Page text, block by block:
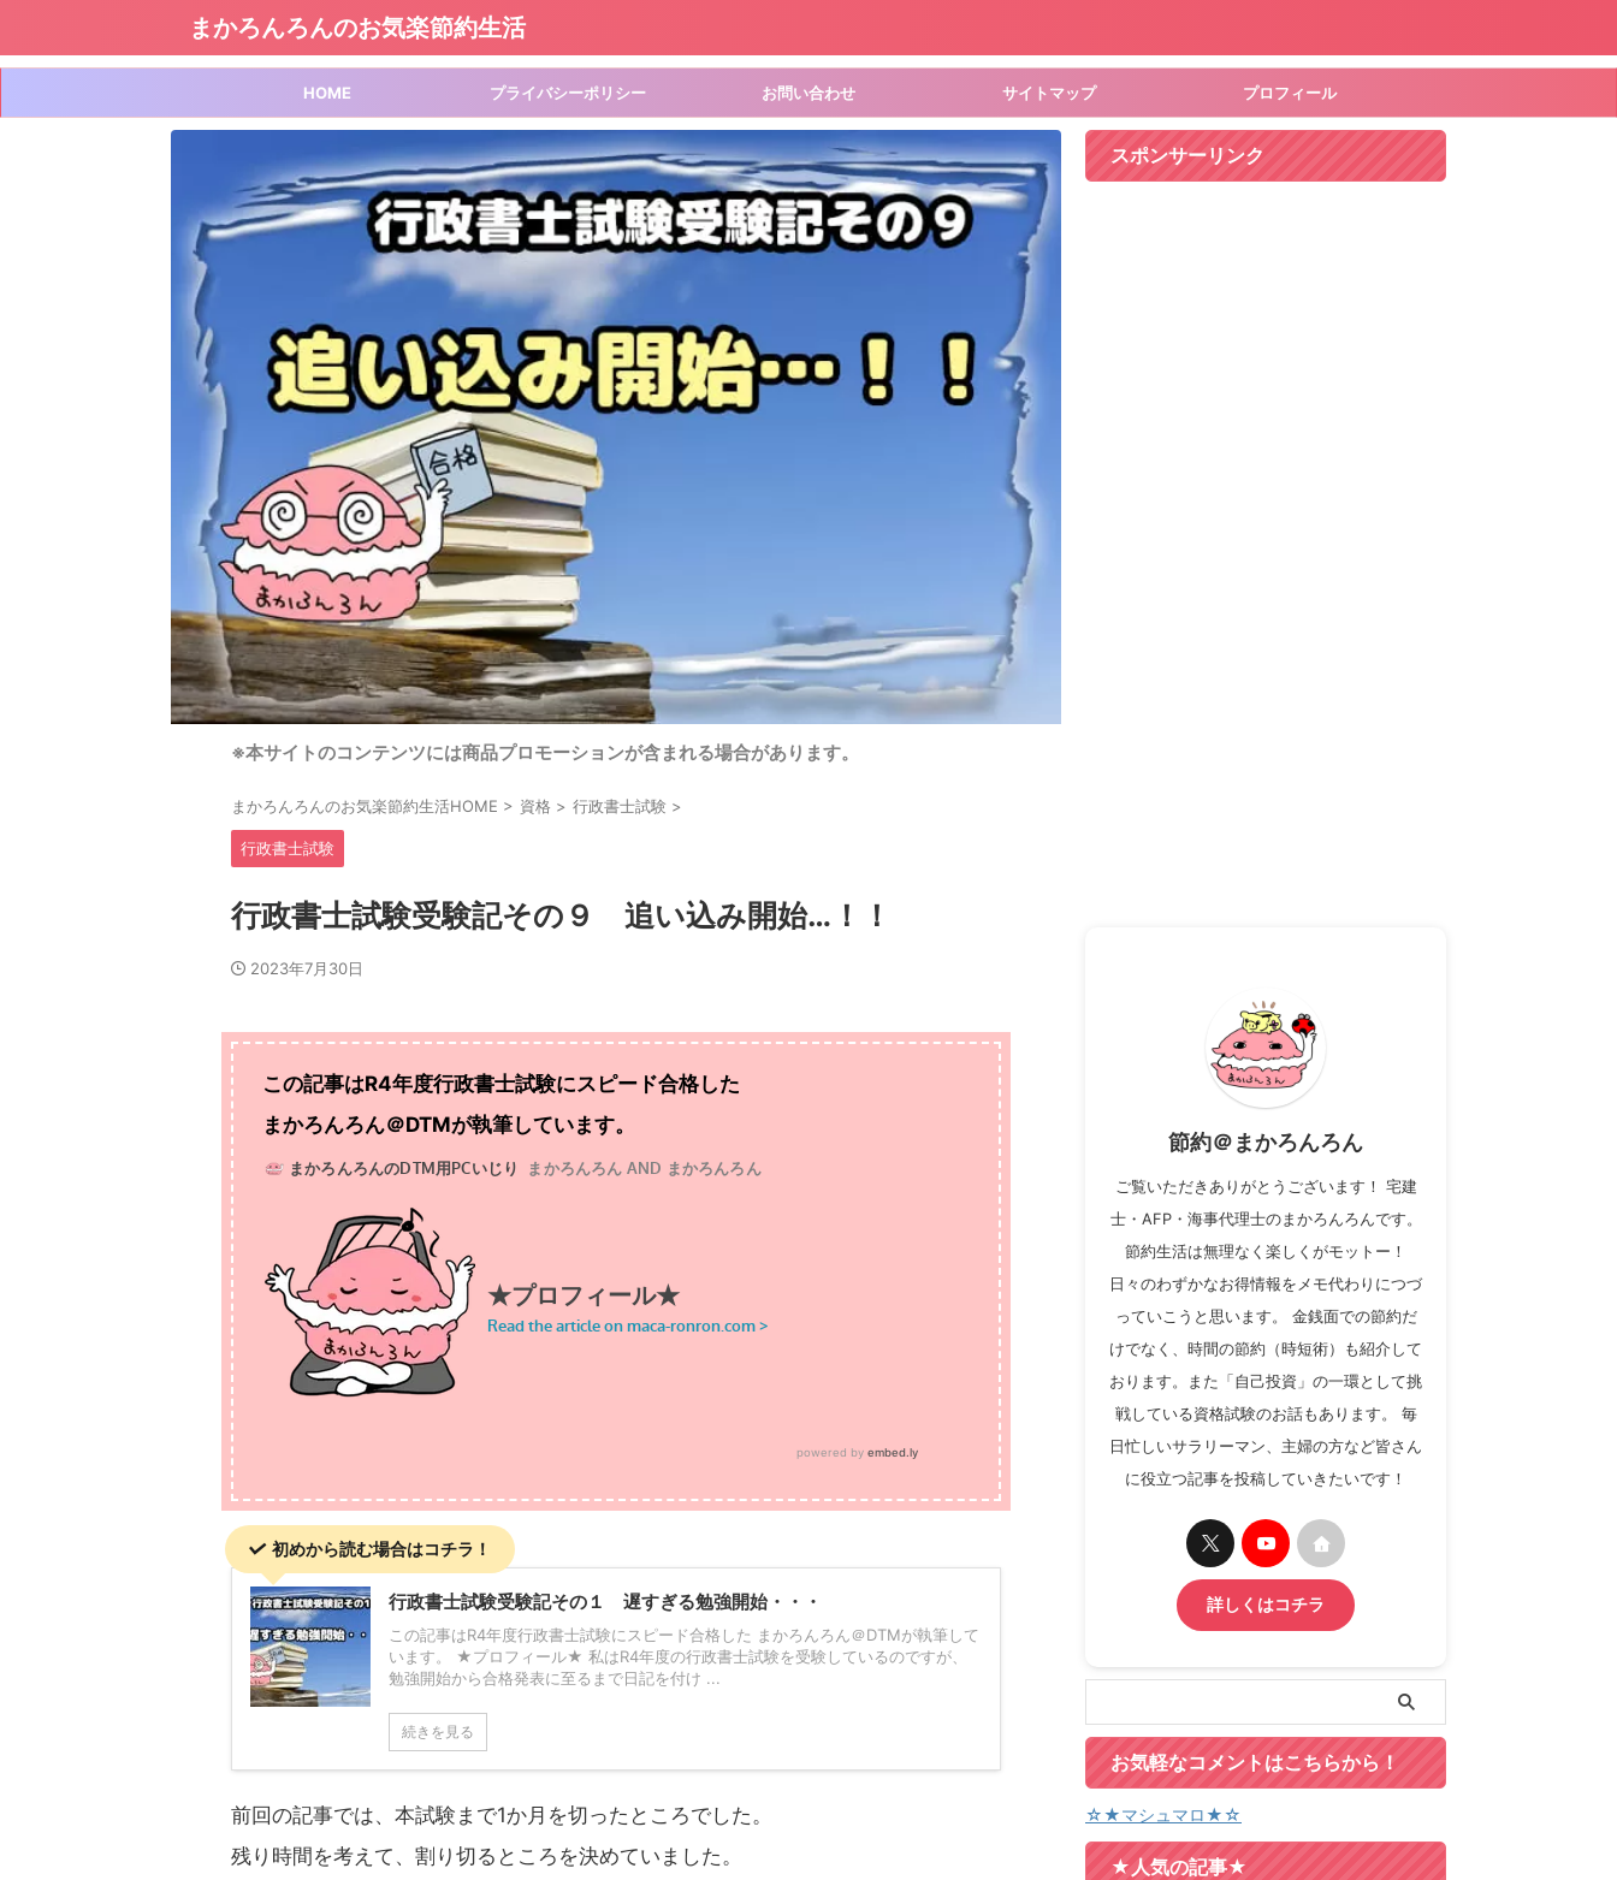
まかろんろんのお気楽節約生活
HOME プライバシーポリシー お問い合わせ サイトマップ プロフィール
※本サイトのコンテンツには商品プロモーションが含まれる場合があります。
まかろんろんのお気楽節約生活HOME > 資格 > 行政書士試験 >
行政書士試験
行政書士試験受験記その９ 追い込み開始…！！
2023年7月30日
この記事はR4年度行政書士試験にスピード合格した
まかろんろん＠DTMが執筆しています。
初めから読む場合はコチラ！
行政書士試験受験記その１ 遅すぎる勉強開始・・・
この記事はR4年度行政書士試験にスピード合格した まかろんろん＠DTMが執筆して
います。 ★プロフィール★ 私はR4年度の行政書士試験を受験しているのですが、
勉強開始から合格発表に至るまで日記を付け ...
続きを見る
前回の記事では、本試験まで1か月を切ったところでした。
残り時間を考えて、割り切るところを決めていました。
スポンサーリンク
節約＠まかろんろん
ご覧いただきありがとうございます！ 宅建
士・AFP・海事代理士のまかろんろんです。
節約生活は無理なく楽しくがモットー！
日々のわずかなお得情報をメモ代わりにつづ
っていこうと思います。 金銭面での節約だ
けでなく、時間の節約（時短術）も紹介して
おります。また「自己投資」の一環として挑
戦している資格試験のお話もあります。 毎
日忙しいサラリーマン、主婦の方など皆さん
に役立つ記事を投稿していきたいです！
詳しくはコチラ
お気軽なコメントはこちらから！
☆★マシュマロ★☆
★人気の記事★